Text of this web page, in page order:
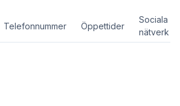
Telefonnummer Öppettider
Sociala
nätverk